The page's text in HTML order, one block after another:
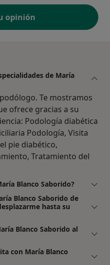
opinión
de María
Te mostramos
ofrece gracias a su
Podología diabética
Podología, Visita
pie diabético,
Tratamiento del
Blanco Saborido?
Blanco Saborido de
hasta su
Blanco Saborido al
con María Blanco